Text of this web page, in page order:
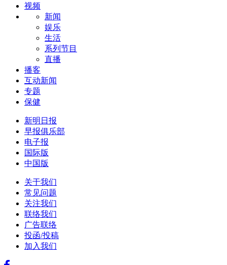
视频
新闻
娱乐
生活
系列节目
直播
播客
互动新闻
专题
保健
新明日报
早报俱乐部
电子报
国际版
中国版
关于我们
常见问题
关注我们
联络我们
广告联络
投函/投稿
加入我们